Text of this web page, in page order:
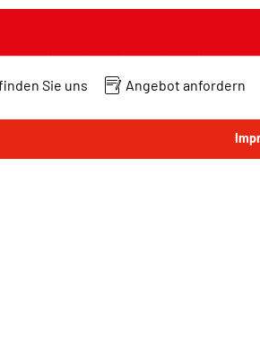
Sie uns Angebot anfordern